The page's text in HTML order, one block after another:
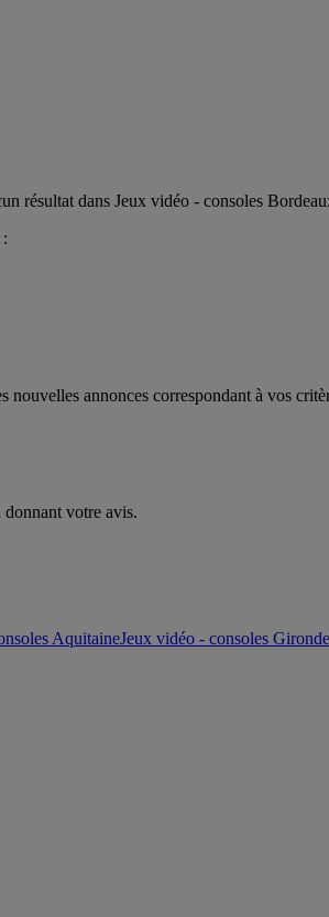
résultat dans Jeux vidéo - consoles
annonces correspondant à vos
votre avis.
AquitaineJeux vidéo - consoles Gironde